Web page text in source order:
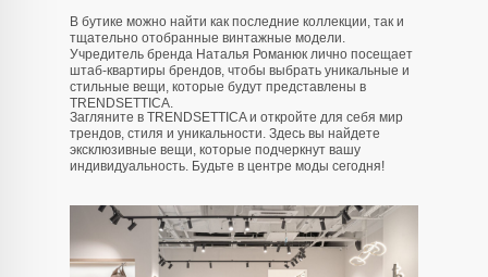
В бутике можно найти как последние коллекции, так и
тщательно отобранные винтажные модели.
Учредитель бренда Наталья Романюк лично посещает
штаб-квартиры брендов, чтобы выбрать уникальные и
стильные вещи, которые будут представлены в
TRENDSETTICA.
Загляните в TRENDSETTICA и откройте для себя мир
трендов, стиля и уникальности. Здесь вы найдете
эксклюзивные вещи, которые подчеркнут вашу
индивидуальность. Будьте в центре моды сегодня!